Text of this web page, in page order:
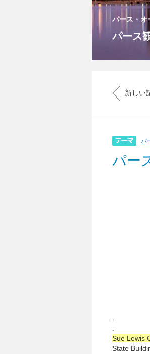
パース・オ
パース
新しい
パ
パー
Sue Lewis
State